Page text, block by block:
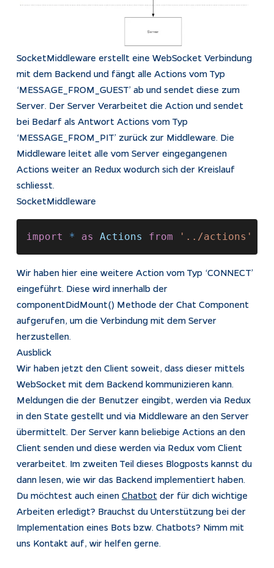
SocketMiddleware erstellt eine WebSocket Verbindung
mit dem Backend und fängt alle Actions vom Typ
‘MESSAGE_FROM_GUEST’ ab und sendet diese zum
Server. Der Server Verarbeitet die Action und sendet
bei Bedarf als Antwort Actions vom Typ
‘MESSAGE_FROM_PIT’ zurück zur Middleware. Die
Middleware leitet alle vom Server eingegangenen
Actions weiter an Redux wodurch sich der Kreislauf
schliesst.
SocketMiddleware
import * as Actions from '../actions'
Wir haben hier eine weitere Action vom Typ ‘CONNECT’
eingeführt. Diese wird innerhalb der
componentDidMount() Methode der Chat Component
aufgerufen, um die Verbindung mit dem Server
herzustellen.
Ausblick
Wir haben jetzt den Client soweit, dass dieser mittels
WebSocket mit dem Backend kommunizieren kann.
Meldungen die der Benutzer eingibt, werden via Redux
in den State gestellt und via Middleware an den Server
übermittelt. Der Server kann beliebige Actions an den
Client senden und diese werden via Redux vom Client
verarbeitet. Im zweiten Teil dieses Blogposts kannst du
dann lesen, wie wir das Backend implementiert haben.
Du möchtest auch einen Chatbotder für dich wichtige
Arbeiten erledigt? Brauchst du Unterstützung bei der
Implementation eines Bots bzw. Chatbots? Nimm mit
uns Kontakt auf, wir helfen gerne.